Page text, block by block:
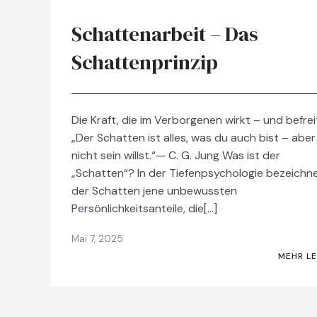
Schattenarbeit – Das
Schattenprinzip
Die Kraft, die im Verborgenen wirkt – und
„Der Schatten ist alles, was du auch bist – aber
nicht sein willst.“— C. G. Jung Was ist der
„Schatten“? In der Tiefenpsychologie
der Schatten jene unbewussten
Persönlichkeitsanteile, die[…]
Mai 7, 2025
MEHR